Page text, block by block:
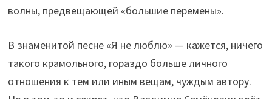
волны, предвещающей «большие перемены».
В знаменитой песне «Я не люблю» — кажется, ничего
такого крамольного, гораздо больше личного
отношения к тем или иным вещам, чуждым автору.